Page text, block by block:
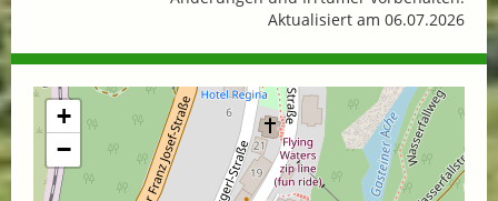
Aktualisiert am 06.07.2026
+
−